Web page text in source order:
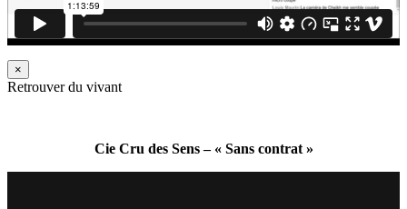
×
Retrouver du vivant
Cie Cru des Sens – « Sans contrat »